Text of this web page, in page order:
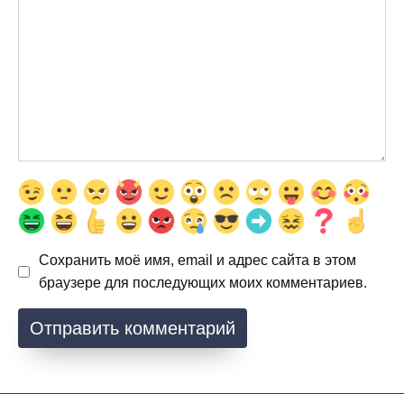
Сохранить моё имя, email и адрес сайта в этом
браузере для последующих моих комментариев.